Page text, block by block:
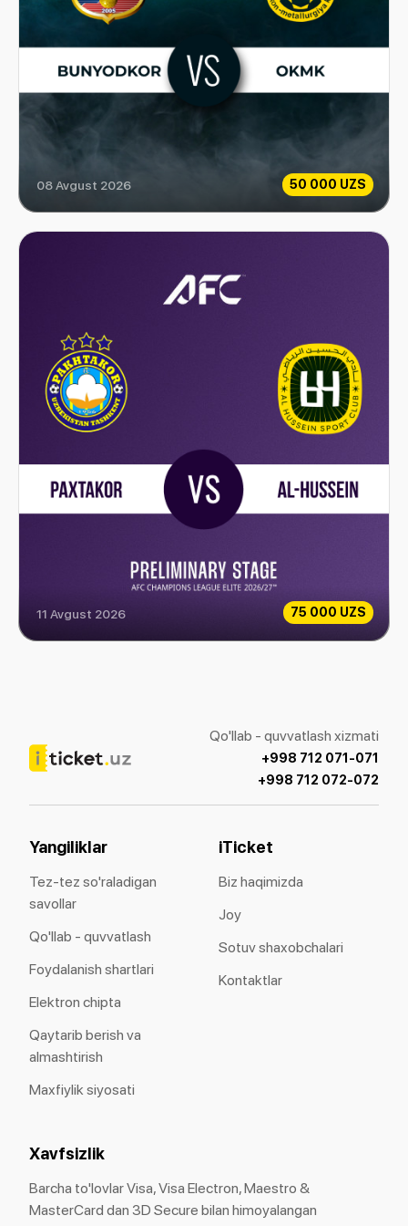
50 000 UZS
Bunyodkor vs OKMK
08 Avgust 2026
75 000 UZS
Paxtakor vs Al-Hussein
11 Avgust 2026
Qo'llab - quvvatlash xizmati
+998 712 071-071
+998 712 072-072
Yangiliklar
Tez-tez so'raladigan
savollar
Qo'llab - quvvatlash
Foydalanish shartlari
Elektron chipta
Qaytarib berish va
almashtirish
Maxfiylik siyosati
iTicket
Biz haqimizda
Joy
Sotuv shaxobchalari
Kontaktlar
Xavfsizlik
Barcha to'lovlar Visa, Visa Electron, Maestro &
MasterCard dan 3D Secure bilan himoyalangan